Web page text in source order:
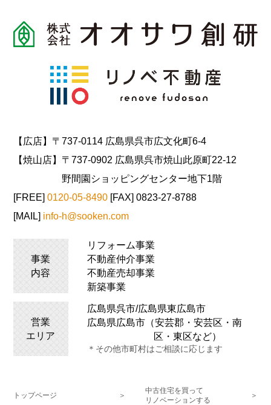
【広店】〒737-0114 広島県呉市広文化町6-4
【焼山店】〒737-0902 広島県呉市焼山此原町22-12
野間園ショッピングセンター地下1階
[FREE]0120-05-8490 [FAX] 0823-27-8788
[MAIL] info-h@sooken.com
事業
内容
リフォーム事業
不動産仲介事業
不動産売却事業
新築事業
営業
エリア
広島県呉市/広島県東広島市
広島県広島市（安芸郡・安芸区・南
区・東区など）
＊その他市町村はご相談に応じます
トップページ
中古住宅を買って
リノベーションする